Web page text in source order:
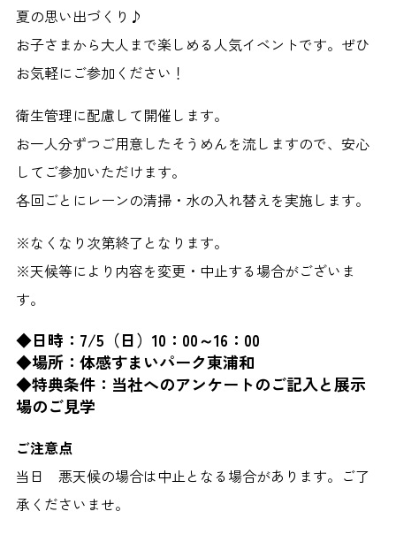
夏の思い出づくり♪
お子さまから大人まで楽しめる人気イベントです。ぜひ
お気軽にご参加ください！
衛生管理に配慮して開催します。
お一人分ずつご用意したそうめんを流しますので、安心
してご参加いただけます。
各回ごとにレーンの清掃・水の入れ替えを実施します。
※なくなり次第終了となります。
※天候等により内容を変更・中止する場合がございま
す。
◆日時：7/5 （日）10：00～16：00
◆場所：体感すまいパーク東浦和
◆特典条件：当社へのアンケートのご記入と展示
場のご見学
ご注意点
当日 悪天候の場合は中止となる場合があります。ご了
承くださいませ。